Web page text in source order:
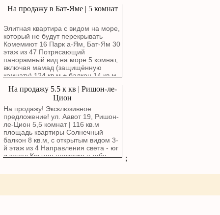
й этаж из 4-х. Светлая сторона:
обеспечивая обилие естественного
света. Лифт. Солнечный балкон —
идеальное место для утреннего
кофе. Родительская спальня с
собственным туалетом и душем.
Комната безопасности (мамад).
Частная парковка. Всего один сосед
на этаже.
строительства частного дома.
На продажу в Бат-Яме | 5 комнат
Элитная квартира с видом на море,
который не будут перекрывать
Комемиют 16 Парк а-Ям, Бат-Ям 30
этаж из 47 Потрясающий
панорамный вид на море 5 комнат,
включая мамад (защищённую
комнату) 124 кв.м + балкон 14 кв.м
парковочных места + кладовая
Квартира с дорогим ремонтом,
очень красивая 055-9777778
Сергей Резников
На продажу 5.5 к кв | Ришон-ле-
Цион
На продажу! Эксклюзивное
предложение! ул. Аавот 19, Ришон-
ле-Цион 5,5 комнат | 116 кв.м
площадь квартиры Солнечный
балкон 8 кв.м, с открытым видом 3-
й этаж из 4 Направления света - юг
и запад Крытая парковка в табу
;